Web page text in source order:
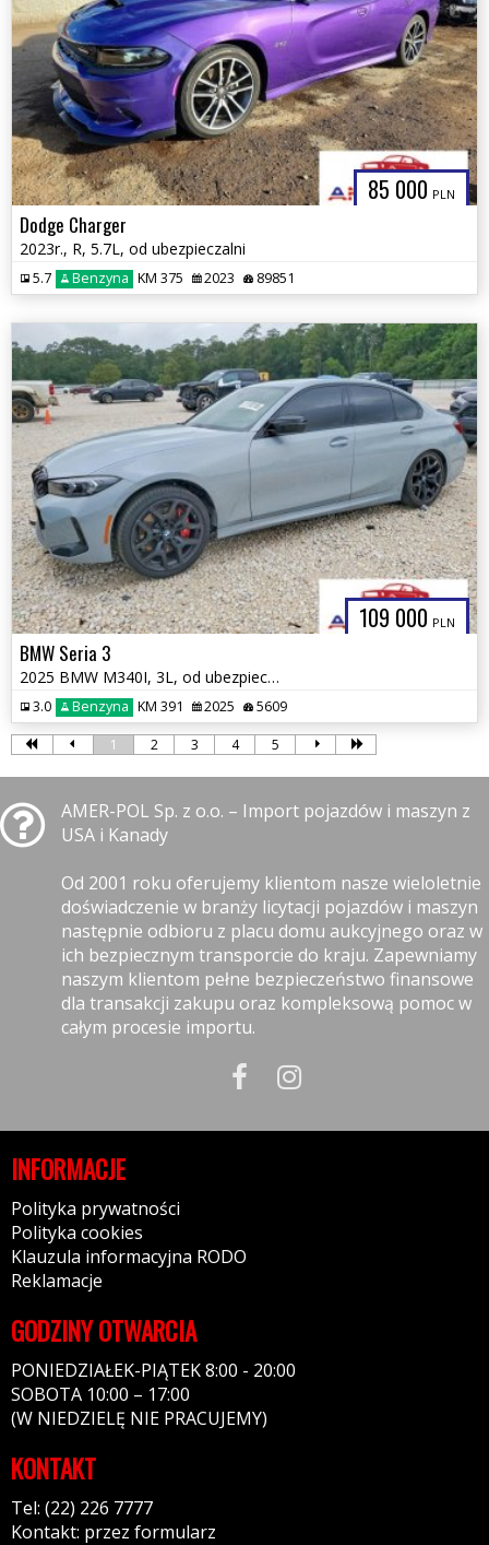
85 000 PLN
Dodge Charger
2023r., R, 5.7L, od ubezpieczalni
5.7 Benzyna KM 375 2023 89851
109 000 PLN
BMW Seria 3
2025 BMW M340I, 3L, od ubezpieczalni
3.0 Benzyna KM 391 2025 5609
1 2 3 4 5
AMER-POL Sp. z o.o. – Import pojazdów i maszyn z
USA i Kanady
Od 2001 roku oferujemy klientom nasze wieloletnie
doświadczenie w branży licytacji pojazdów i maszyn
następnie odbioru z placu domu aukcyjnego oraz w
ich bezpiecznym transporcie do kraju. Zapewniamy
naszym klientom pełne bezpieczeństwo finansowe
dla transakcji zakupu oraz kompleksową pomoc w
całym procesie importu.
INFORMACJE
Polityka prywatności
Polityka cookies
Klauzula informacyjna RODO
Reklamacje
GODZINY OTWARCIA
PONIEDZIAŁEK-PIĄTEK 8:00 - 20:00
SOBOTA 10:00 – 17:00
(W NIEDZIELĘ NIE PRACUJEMY)
KONTAKT
Tel: (22) 226 7777
Kontakt: przez formularz